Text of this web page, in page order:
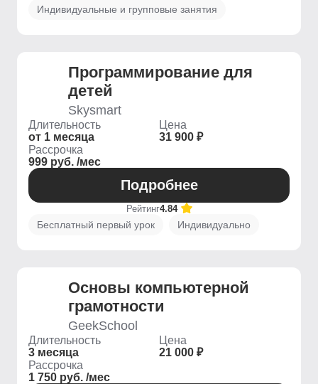
Индивидуальные и групповые занятия
Программирование для
детей
Skysmart
Длительность
от 1 месяца
Цена
31 900 ₽
Рассрочка
999 руб. /мес
Подробнее
Рейтинг4.84
Бесплатный первый урок Индивидуально
Основы компьютерной
грамотности
GeekSchool
Длительность
3 месяца
Цена
21 000 ₽
Рассрочка
1 750 руб. /мес